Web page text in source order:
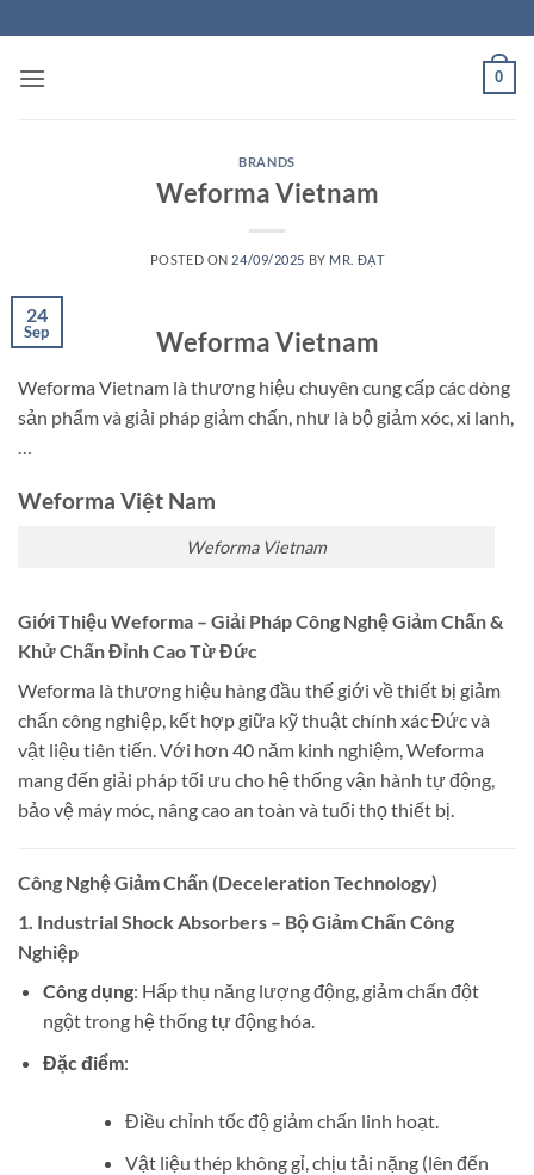
to
content
0
BRANDS
Weforma Vietnam
POSTED ON 24/09/2025 BY MR. ĐẠT
24
Sep Weforma Vietnam
Weforma Vietnam là thương hiệu chuyên cung cấp các dòng
sản phẩm và giải pháp giảm chấn, như là bộ giảm xóc, xi lanh,
Weforma Việt Nam
Weforma Vietnam
Giới Thiệu Weforma – Giải Pháp Công Nghệ Giảm Chấn &
Khử Chấn Đỉnh Cao Từ Đức
Weforma là thương hiệu hàng đầu thế giới về thiết bị giảm
chấn công nghiệp, kết hợp giữa kỹ thuật chính xác Đức và
vật liệu tiên tiến. Với hơn 40 năm kinh nghiệm, Weforma
mang đến giải pháp tối ưu cho hệ thống vận hành tự động,
bảo vệ máy móc, nâng cao an toàn và tuổi thọ thiết bị.
Công Nghệ Giảm Chấn (Deceleration Technology)
1. Industrial Shock Absorbers – Bộ Giảm Chấn Công
Nghiệp
Công dụng: Hấp thụ năng lượng động, giảm chấn đột
ngột trong hệ thống tự động hóa.
Đặc điểm:
Điều chỉnh tốc độ giảm chấn linh hoạt.
Vật liệu thép không gỉ, chịu tải nặng (lên đến